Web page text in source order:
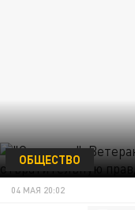
ОБЩЕСТВО
04 МАЯ 20:02